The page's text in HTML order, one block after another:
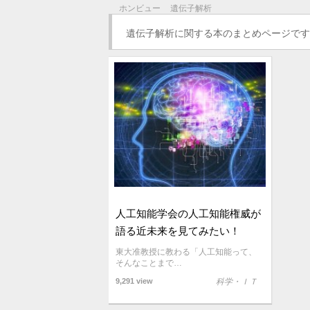
ホンビュー 遺伝子解析
遺伝子解析に関する本のまとめページで
人工知能学会の人工知能権威が
語る近未来を見てみたい！
東大准教授に教わる「人工知能って、
そんなことまで…
9,291 view 科学・ＩＴ